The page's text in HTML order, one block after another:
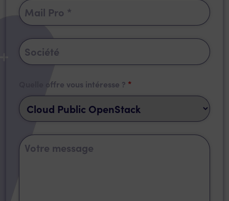
Quelle offre vous intéresse ? *